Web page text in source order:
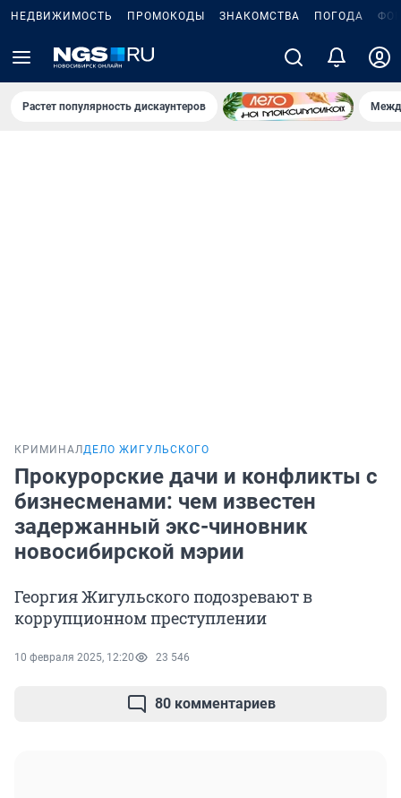
НЕДВИЖИМОСТЬ ПРОМОКОДЫ ЗНАКОМСТВА ПОГОДА
Растет популярность дискаунтеров
КРИМИНАЛДЕЛО ЖИГУЛЬСКОГО
Прокурорские дачи и конфликты с
бизнесменами: чем известен
задержанный экс-чиновник
новосибирской мэрии
Георгия Жигульского подозревают в
коррупционном преступлении
10 февраля 2025, 12:20 23 546
80 комментариев